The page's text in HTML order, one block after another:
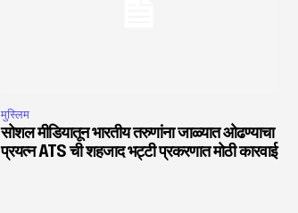
मुस्लिम
सोशल मीडियातून भारतीय तरुणांना जाळ्यात ओढण्याचा
प्रयत्न ATS ची शहजाद भट्टी प्रकरणात मोठी कारवाई